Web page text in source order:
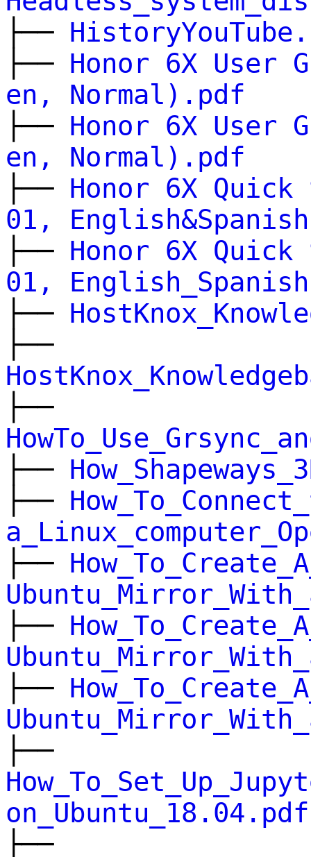
├──
├── Honor 6X User
en, Normal).pdf
├── Honor 6X User
en, Normal).pdf
├── Honor 6X
01,
├── Honor 6X
01,
├──
├──
├──
├──
├──
├──
├──
├──
├──
on_Ubuntu_18.04.pdf
├──